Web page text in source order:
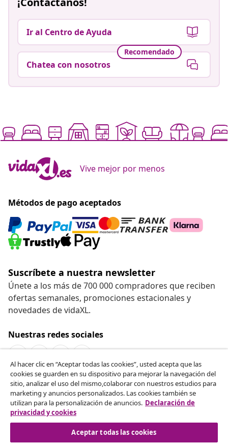
Ir al Centro de Ayuda
Recomendado
Chatea con nosotros
Vive mejor por menos
Métodos de pago aceptados
Suscríbete a nuestra newsletter
Únete a los más de 700 000 compradores que reciben
ofertas semanales, promociones estacionales y
novedades de vidaXL.
Nuestras redes sociales
Desistir del contrato
Solicita la cancelación de tu pedido.
Desistir del contrato
Al hacer clic en “Aceptar todas las cookies”, usted acepta que las
cookies se guarden en su dispositivo para mejorar la navegación del
sitio, analizar el uso del mismo,colaborar con nuestros estudios para
marketing y anuncios personalizados. Las cookies también se
utilizan para la personalización de anuncios. Declaración de
privacidad y cookies
Aceptar todas las cookies